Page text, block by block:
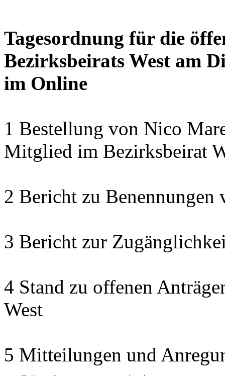
Tagesordnung für die
Bezirksbeirats West am
im Online
1 Bestellung von Nico
Mitglied im Bezirksbeirat
2 Bericht zu Benennungen
3 Bericht zur
4 Stand zu offenen
West
5 Mitteilungen und